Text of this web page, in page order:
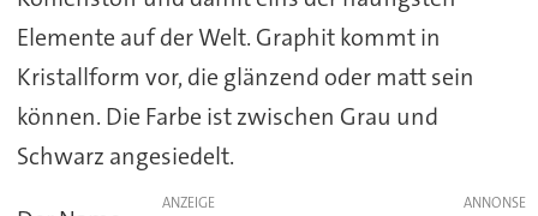
Elemente auf der Welt. Graphit kommt in
Kristallform vor, die glänzend oder matt sein
können. Die Farbe ist zwischen Grau und
Schwarz angesiedelt.
ANZEIGE